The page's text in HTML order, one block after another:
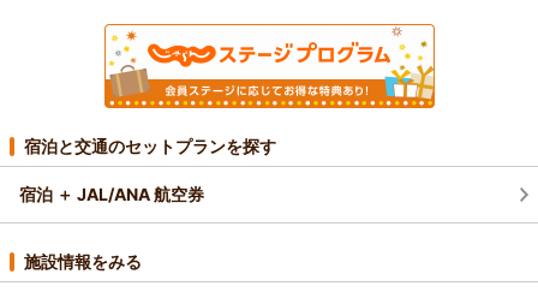
宿泊と交通のセットプランを探す
宿泊 ＋ JAL/ANA 航空券
施設情報をみる